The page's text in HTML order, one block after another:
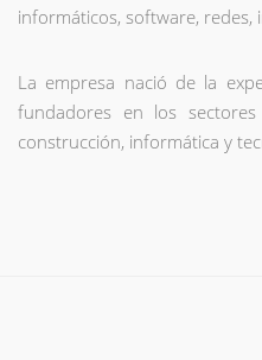
informáticos, software, redes,
La empresa nació de la
fundadores en los
construcción, informática y